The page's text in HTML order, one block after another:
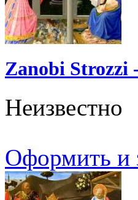
Zanobi Strozzi
Неизвестно
Оформить и